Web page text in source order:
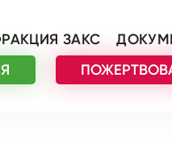
ЗАКС